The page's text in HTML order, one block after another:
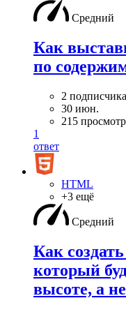
Средний
Как
по
2 подписчика
30 июн.
215
1
ответ
HTML
+3 ещё
Средний
Как
который
высоте, а